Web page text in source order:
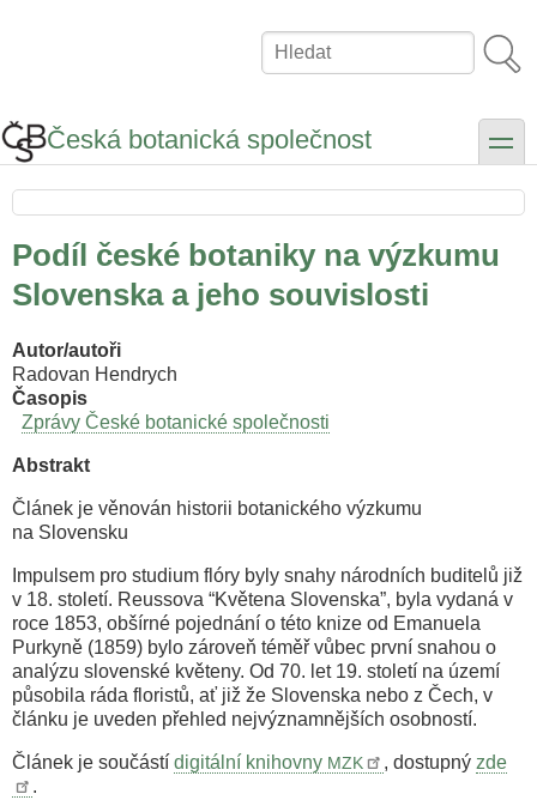
Hledat
Česká botanická společnost toggle
Podíl české botaniky na výzkumu
Slovenska a jeho souvislosti
Autor/autoři
Radovan Hendrych
Časopis
Zprávy České botanické společnosti
Abstrakt
Článek je věnován historii botanického výzkumu
na Slovensku
Impulsem pro studium flóry byly snahy národních buditelů již
v 18. století. Reussova “Květena Slovenska”, byla vydaná v
roce 1853, obšírné pojednání o této knize od Emanuela
Purkyně (1859) bylo zároveň téměř vůbec první snahou o
analýzu slovenské květeny. Od 70. let 19. století na území
působila ráda floristů, ať již že Slovenska nebo z Čech, v
článku je uveden přehled nejvýznamnějších osobností.
Článek je součástí digitální knihovny MZK , dostupný zde
.